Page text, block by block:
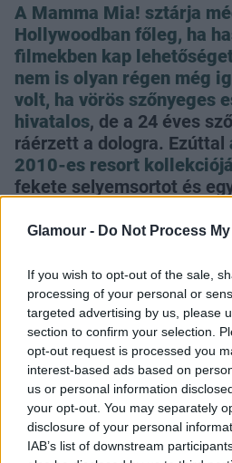
Glamour - Do Not Process
If you wish to opt-out of the sale,
processing of your personal or
targeted advertising by us, please
section to confirm your selection.
opt-out request is processed you
interest-based ads based on
us or personal information
your opt-out. You may separately
disclosure of your personal
IAB’s list of downstream
A Mamma Mia! sztárja
Hollywoodban főleg, ha
filmekben kap
nem is olyan régen még
volt, ha vörös szőnyeges
hivatalos, de a 24 éves
ráérzett a dologra. Ezúttal
2010-es resort
fekete selyemsortot és
nagyon modern szerelés
Megosztás